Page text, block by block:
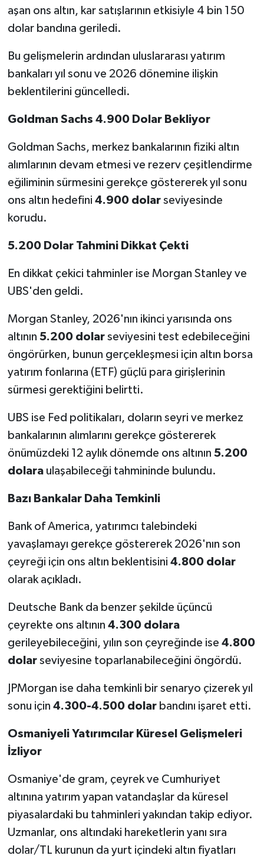
aşan ons altın, kar satışlarının etkisiyle 4 bin 150
dolar bandına geriledi.
Bu gelişmelerin ardından uluslararası yatırım
bankaları yıl sonu ve 2026 dönemine ilişkin
beklentilerini güncelledi.
Goldman Sachs 4.900 Dolar Bekliyor
Goldman Sachs, merkez bankalarının fiziki altın
alımlarının devam etmesi ve rezerv çeşitlendirme
eğiliminin sürmesini gerekçe göstererek yıl sonu
ons altın hedefini 4.900 dolarseviyesinde
korudu.
5.200 Dolar Tahmini Dikkat Çekti
En dikkat çekici tahminler ise Morgan Stanley ve
UBS'den geldi.
Morgan Stanley, 2026'nın ikinci yarısında ons
altının 5.200 dolarseviyesini test edebileceğini
öngörürken, bunun gerçekleşmesi için altın borsa
yatırım fonlarına (ETF) güçlü para girişlerinin
sürmesi gerektiğini belirtti.
UBS ise Fed politikaları, doların seyri ve merkez
bankalarının alımlarını gerekçe göstererek
önümüzdeki 12 aylık dönemde ons altının 5.200
dolaraulaşabileceği tahmininde bulundu.
Bazı Bankalar Daha Temkinli
Bank of America, yatırımcı talebindeki
yavaşlamayı gerekçe göstererek 2026'nın son
çeyreği için ons altın beklentisini 4.800 dolar
olarak açıkladı.
Deutsche Bank da benzer şekilde üçüncü
çeyrekte ons altının 4.300 dolara
gerileyebileceğini, yılın son çeyreğinde ise 4.800
dolarseviyesine toparlanabileceğini öngördü.
JPMorgan ise daha temkinli bir senaryo çizerek yıl
sonu için 4.300-4.500 dolarbandını işaret etti.
Osmaniyeli Yatırımcılar Küresel Gelişmeleri
İzliyor
Osmaniye'de gram, çeyrek ve Cumhuriyet
altınına yatırım yapan vatandaşlar da küresel
piyasalardaki bu tahminleri yakından takip ediyor.
Uzmanlar, ons altındaki hareketlerin yanı sıra
dolar/TL kurunun da yurt içindeki altın fiyatları